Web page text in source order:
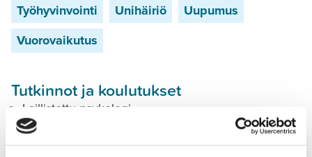
Työhyvinvointi
Unihäiriö
Uupumus
Vuorovaikutus
Tutkinnot ja koulutukset
Laillistettu psykologi
Terveyspsykologian erikoispsykologi, PsL
Hypnoterapiakoulutus